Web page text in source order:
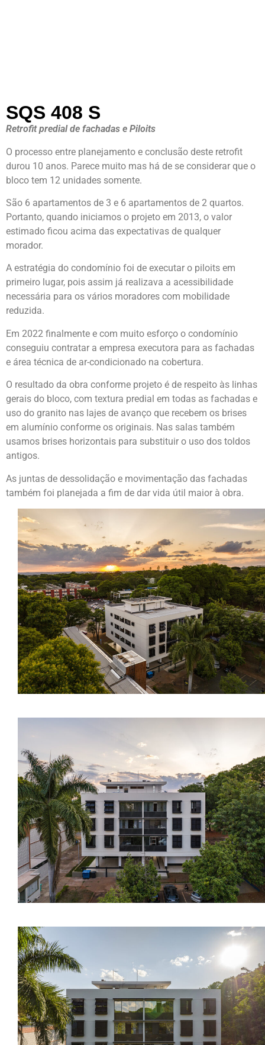
SQS 408 S
Retrofit predial de fachadas e Piloits
O processo entre planejamento e conclusão deste retrofit
durou 10 anos. Parece muito mas há de se considerar que o
bloco tem 12 unidades somente.
São 6 apartamentos de 3 e 6 apartamentos de 2 quartos.
Portanto, quando iniciamos o projeto em 2013, o valor
estimado ficou acima das expectativas de qualquer
morador.
A estratégia do condomínio foi de executar o piloits em
primeiro lugar, pois assim já realizava a acessibilidade
necessária para os vários moradores com mobilidade
reduzida.
Em 2022 finalmente e com muito esforço o condomínio
conseguiu contratar a empresa executora para as fachadas
e área técnica de ar-condicionado na cobertura.
O resultado da obra conforme projeto é de respeito às linhas
gerais do bloco, com textura predial em todas as fachadas e
uso do granito nas lajes de avanço que recebem os brises
em alumínio conforme os originais. Nas salas também
usamos brises horizontais para substituir o uso dos toldos
antigos.
As juntas de dessolidação e movimentação das fachadas
também foi planejada a fim de dar vida útil maior à obra.